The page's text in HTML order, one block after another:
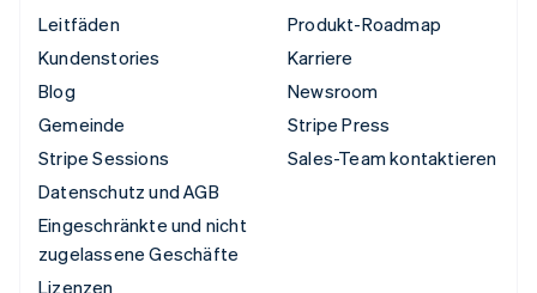
Leitfäden
Kundenstories
Blog
Gemeinde
Stripe Sessions
Datenschutz und AGB
Eingeschränkte und nicht
zugelassene Geschäfte
Lizenzen
Produkt-Roadmap
Karriere
Newsroom
Stripe Press
Sales-Team kontaktieren